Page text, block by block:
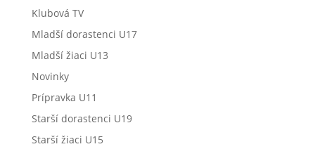
Klubová TV
Mladší dorastenci U17
Mladší žiaci U13
Novinky
Prípravka U11
Starší dorastenci U19
Starší žiaci U15